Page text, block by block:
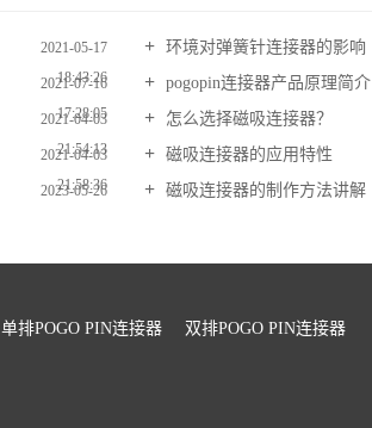
2021-05-17
18:43:26
环境对弹簧针连接器的影响
2021-07-16
17:28:05
pogopin连接器产品原理简介
2021-04-03
21:54:13
怎么选择磁吸连接器？
2021-04-03
21:58:36
磁吸连接器的应用特性
2023-05-26
磁吸连接器的制作方法讲解
单排POGO PIN连接器 双排POGO PIN连接器